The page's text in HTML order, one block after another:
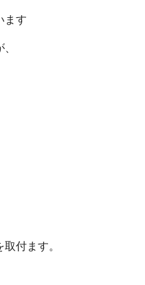
ます
付ます。